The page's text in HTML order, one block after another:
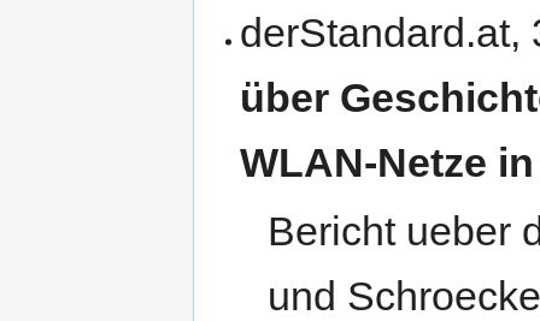
über
WLAN-Netze
Bericht ueber
und